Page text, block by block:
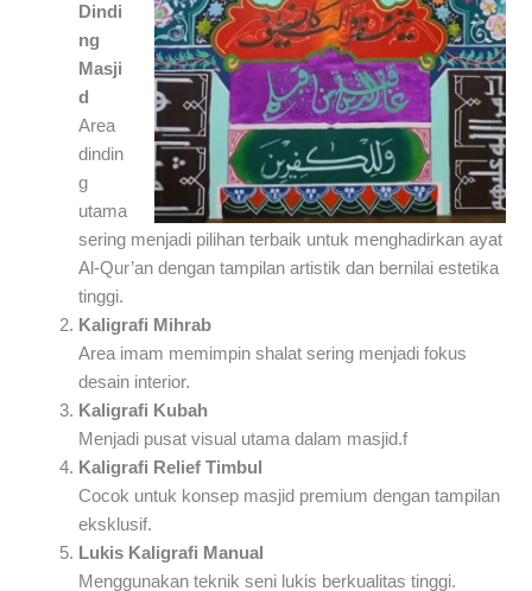
Dindi
ng
Masji
d
Area
dindin
g
utama
sering menjadi pilihan terbaik untuk menghadirkan ayat
Al-Qur’an dengan tampilan artistik dan bernilai estetika
tinggi.
Kaligrafi Mihrab
Area imam memimpin shalat sering menjadi fokus
desain interior.
Kaligrafi Kubah
Menjadi pusat visual utama dalam masjid.f
Kaligrafi Relief Timbul
Cocok untuk konsep masjid premium dengan tampilan
eksklusif.
Lukis Kaligrafi Manual
Menggunakan teknik seni lukis berkualitas tinggi.